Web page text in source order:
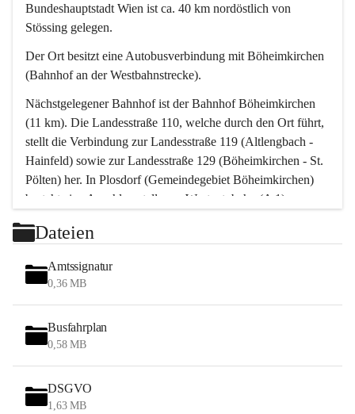
Bundeshauptstadt Wien ist ca. 40 km nordöstlich von
Stössing gelegen.
Der Ort besitzt eine Autobusverbindung mit Böheimkirchen
(Bahnhof an der Westbahnstrecke).
Nächstgelegener Bahnhof ist der Bahnhof Böheimkirchen
(11 km). Die Landesstraße 110, welche durch den Ort führt,
stellt die Verbindung zur Landesstraße 119 (Altlengbach -
Hainfeld) sowie zur Landesstraße 129 (Böheimkirchen - St.
Pölten) her. In Plosdorf (Gemeindegebiet Böheimkirchen)
besteht eine Anschlussstelle zur Westautobahn (A 1).
Wien erreicht man in ca. 45 Minuten.
Stössing zählt noch zum Naherholungsraum Wien sowie
zum Naherholungsraum St. Pölten. Viele Bauernhöfe hatten
„ihre Wiener“. Seit 1960 bauten viele Wiener
Wochenendhäuser im Gemeindegebiet. Wegen des
waldreichen Jagdgebietes haben viele Jagdpächter ihre
Das Wandern ist aus touristischer Sicht die bedeutendste
Tätigkeit. Das hügelige Gebiet mit Wanderwegen durch
Dateien
Amtssignatur
0,36 MB
Busfahrplan
0,58 MB
DSGVO
1,63 MB